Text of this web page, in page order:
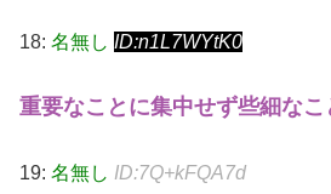
18: 名無し ID:n1L7WYtK0
重要なことに集中せず些細な
19: 名無し ID:7Q+kFQA7d